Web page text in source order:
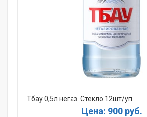
Тбау 0,5л негаз. Стекло 12шт/уп.
Цена: 900 руб.